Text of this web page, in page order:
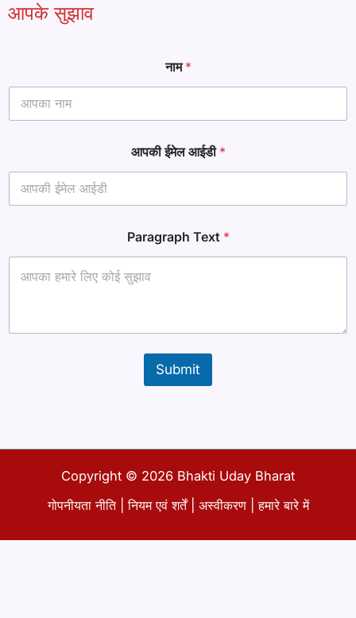
आपके सुझाव
मे
ल
a
g
r
p
P
h
नाम*
आपकी ईमेल आईडी *
Paragraph Text *
Submit
Copyright © 2026 Bhakti Uday Bharat
गोपनीयता नीति|नियम एवं शर्तें| अस्वीकरण |हमारे बारे में